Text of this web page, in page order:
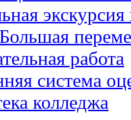
работа
система
колледжа